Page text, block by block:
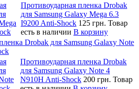
Противоударная пленка Drobak
для Samsung Galaxy Mega 6.3
I9200 Anti-Shock 125 грн. Товар
есть в наличии В корзину
Drobak для Samsung Galaxy Note
Противоударная пленка Drobak
для Samsung Galaxy Note 4
N910H Anti-Shock 200 грн. Товар